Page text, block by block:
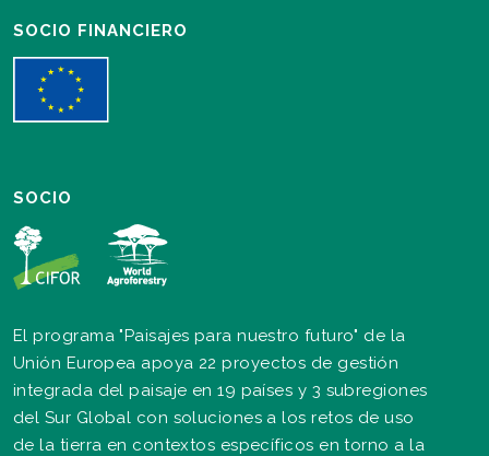
SOCIO FINANCIERO
SOCIO
El programa "Paisajes para nuestro futuro" de la
Unión Europea apoya 22 proyectos de gestión
integrada del paisaje en 19 países y 3 subregiones
del Sur Global con soluciones a los retos de uso
de la tierra en contextos específicos en torno a la